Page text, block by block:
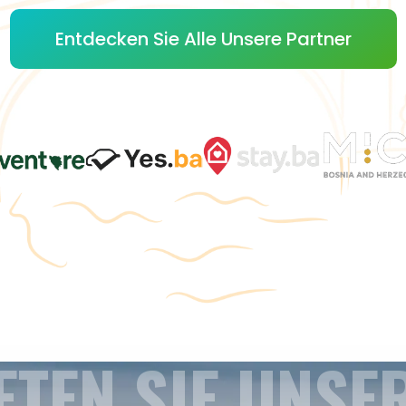
Entdecken Sie Alle Unsere Partner